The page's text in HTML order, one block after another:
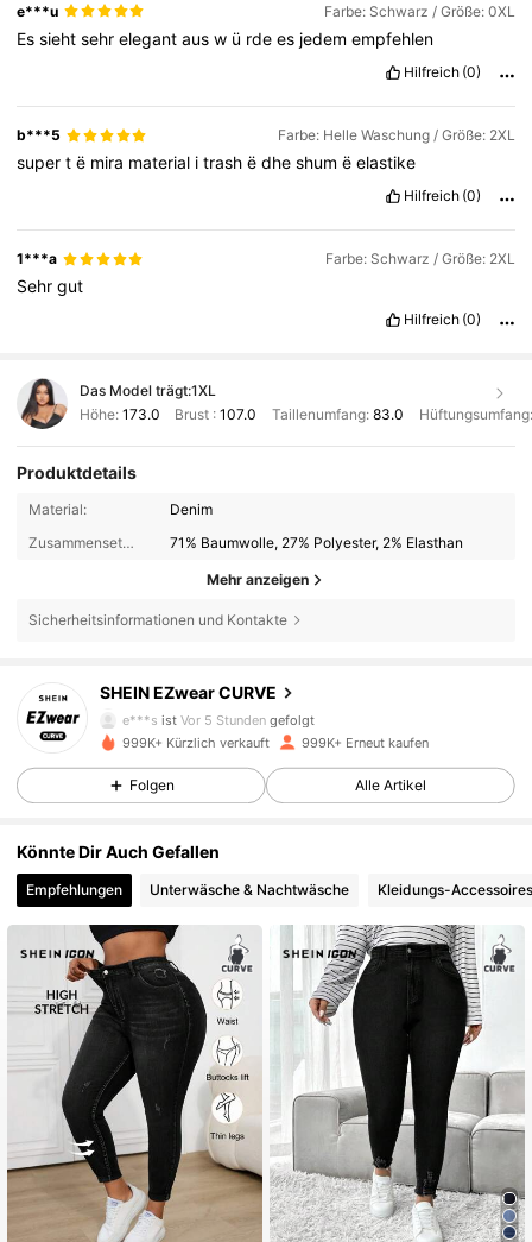
e***u Farbe: Schwarz / Größe: 0XL
Essiehtsehrelegantausw ü rdees jedemempfehlen
Hilfreich (0)
b***5 Farbe: Helle Waschung / Größe: 2XL
supertë mira material itrashëdheshumëelastike
Hilfreich (0)
1***a Farbe: Schwarz / Größe: 2XL
Sehrgut
Hilfreich (0)
Das Model trägt:1XL
Höhe: 173.0 Brust :107.0 Taillenumfang: 83.0
Produktdetails
Material:
Denim
Zusammensetzung:
71% Baumwolle, 27% Polyester, 2% Elasthan
Mehr anzeigen
Sicherheitsinformationen und Kontakte
SHEIN EZwear CURVE
e***s ist Vor 5 Stundengefolgt
4,84 397K Follower
4,84 397K Follower
4,84 397K Follower
4,84 397K Follower
999K+ Kürzlich verkauft 999K+ Erneut kaufen
Folgen Alle Artikel
Könnte Dir Auch Gefallen
Empfehlungen Unterwäsche & Nachtwäsche Kleidungs-Accessoires